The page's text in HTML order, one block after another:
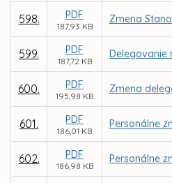
598. PDF
187,93 KB
Zmena
599. PDF
187,72 KB
Delegovanie
600. PDF
195,98 KB
Zmena
601. PDF
186,01 KB
Personálne
602. PDF
186,98 KB
Personálne